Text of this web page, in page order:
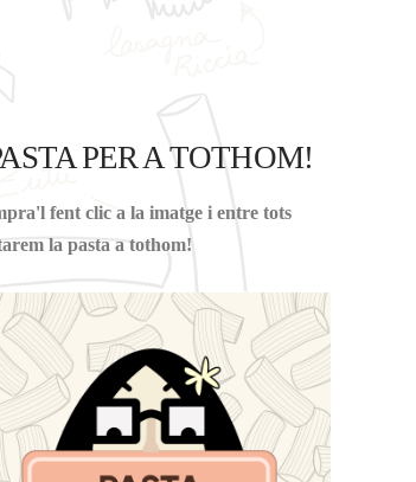
PER A TOTHOM!
fent clic a la imatge i entre tots
la pasta a tothom!